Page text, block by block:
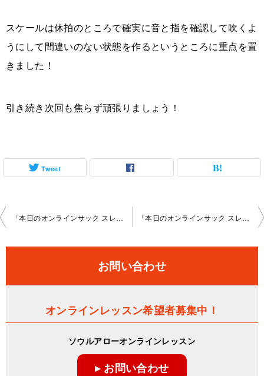
スケールは休拍のところで確実に音と指を確認して吹くよ
うにして間違いのない状態を作るというところに重点を置
きました！
引き続き次回も焦らず頑張りましょう！
Tweet
投
ビ
「本日のオンラインサック スレッスン」2026-02-22-no0110-1173 「本日のオンラインサック スレッスン」2026-03-15-no0110-1173
お問い合わせ
オンラインレッスン希望者募集中！
ソウルアローオンラインレッスン
▸ お問い合わせ